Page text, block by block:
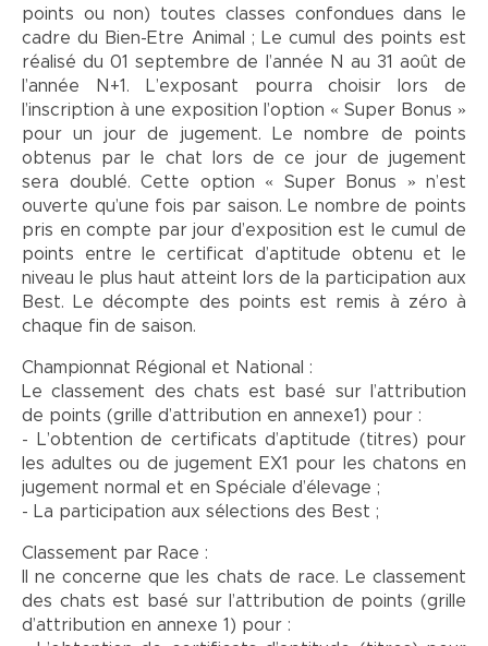
points ou non) toutes classes confondues dans le
cadre du Bien-Etre Animal ; Le cumul des points est
réalisé du 01 septembre de l’année N au 31 août de
l’année N+1. L’exposant pourra choisir lors de
l’inscription à une exposition l’option « Super Bonus »
pour un jour de jugement. Le nombre de points
obtenus par le chat lors de ce jour de jugement
sera doublé. Cette option « Super Bonus » n’est
ouverte qu’une fois par saison. Le nombre de points
pris en compte par jour d’exposition est le cumul de
points entre le certificat d’aptitude obtenu et le
niveau le plus haut atteint lors de la participation aux
Best. Le décompte des points est remis à zéro à
chaque fin de saison.
Championnat Régional et National :
Le classement des chats est basé sur l’attribution
de points (grille d’attribution en annexe1) pour :
- L’obtention de certificats d’aptitude (titres) pour
les adultes ou de jugement EX1 pour les chatons en
jugement normal et en Spéciale d’élevage ;
- La participation aux sélections des Best ;
Classement par Race :
Il ne concerne que les chats de race. Le classement
des chats est basé sur l’attribution de points (grille
d’attribution en annexe 1) pour :